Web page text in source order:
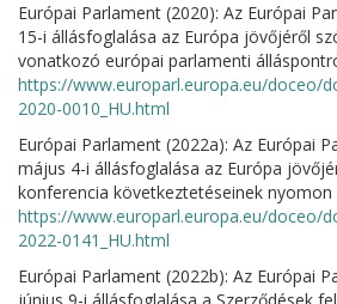
Európai Parlament (2020): Az Európai
15-i állásfoglalása az Európa jövőjéről
vonatkozó európai parlamenti
https://www.europarl.europa.eu/doceo/
2020-0010_HU.html
Európai Parlament (2022a): Az Európai
május 4-i állásfoglalása az Európa
konferencia következtetéseinek nyomon
https://www.europarl.europa.eu/doceo/
2022-0141_HU.html
Európai Parlament (2022b): Az Európai